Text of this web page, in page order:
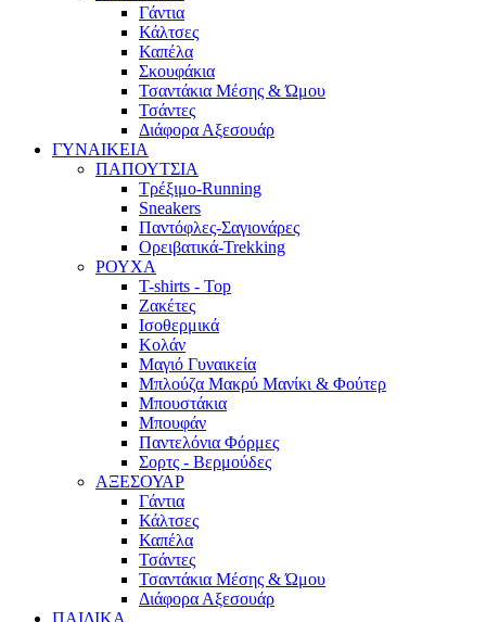
Γάντια
Κάλτσες
Καπέλα
Σκουφάκια
Τσαντάκια Μέσης & Ώμου
Τσάντες
Διάφορα Αξεσουάρ
ΓΥΝΑΙΚΕΙΑ
ΠΑΠΟΥΤΣΙΑ
Τρέξιμο-Running
Sneakers
Παντόφλες-Σαγιονάρες
Ορειβατικά-Trekking
ΡΟΥΧΑ
T-shirts - Top
Ζακέτες
Ισοθερμικά
Κολάν
Μαγιό Γυναικεία
Μπλούζα Μακρύ Μανίκι & Φούτερ
Μπουστάκια
Μπουφάν
Παντελόνια Φόρμες
Σορτς - Βερμούδες
ΑΞΕΣΟΥΑΡ
Γάντια
Κάλτσες
Καπέλα
Τσάντες
Τσαντάκια Μέσης & Ώμου
Διάφορα Αξεσουάρ
ΠΑΙΔΙΚΑ